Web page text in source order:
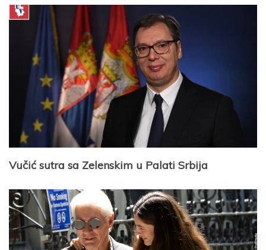
Vučić sutra sa Zelenskim u Palati Srbija